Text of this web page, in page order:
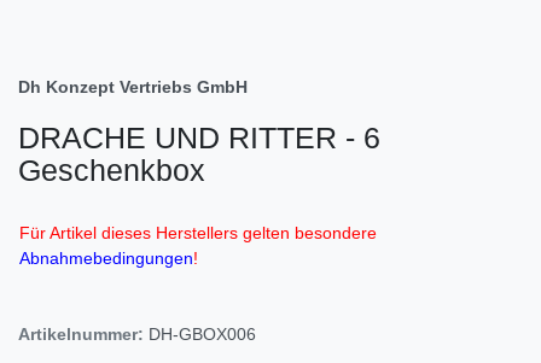
Dh Konzept Vertriebs GmbH
DRACHE UND RITTER - 6
Geschenkbox
Für Artikel dieses Herstellers gelten besondere
Abnahmebedingungen!
Artikelnummer: DH-GBOX006